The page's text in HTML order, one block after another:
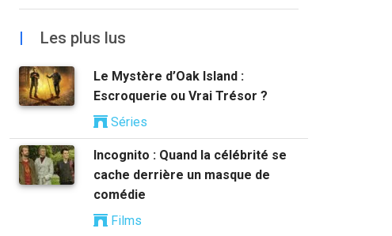
| Les plus lus
Le Mystère d’Oak Island :
Escroquerie ou Vrai Trésor ?
Séries
Incognito : Quand la célébrité se
cache derrière un masque de
comédie
Films